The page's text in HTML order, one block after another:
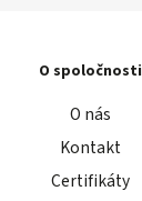
O spoločnosti
O nás
Kontakt
Certifikáty